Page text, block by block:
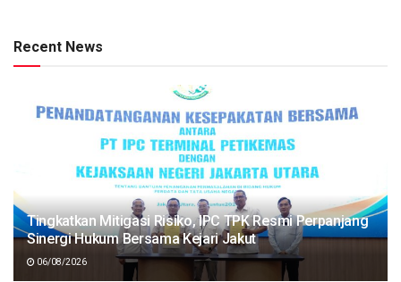
Recent News
Tingkatkan Mitigasi Risiko, IPC TPK Resmi Perpanjang
Sinergi Hukum Bersama Kejari Jakut
06/08/2026